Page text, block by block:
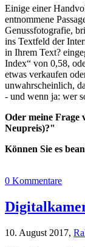
Einige einer
entnommene
Genussfotografie,
ins Textfeld der
in Ihrem Text?
Index“ von 0,58,
etwas verkaufen
unwahrscheinlich,
- und wenn ja: wer
Oder meine Frage
Neupreis)?"
Können Sie es
0 Kommentare
10. August 2017,